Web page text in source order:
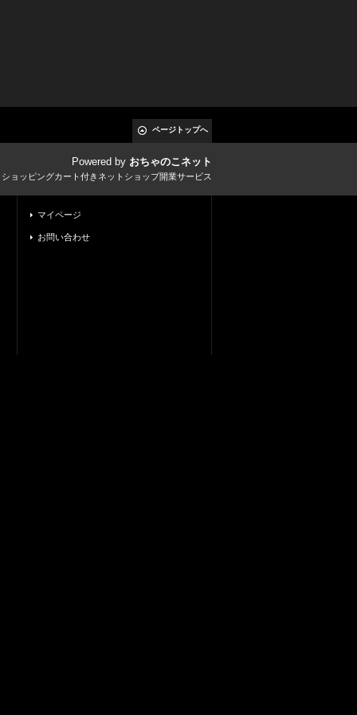
ページトップへ
Powered by おちゃのこネット
ョッピングカート付きネットショップ開業サービス
マイページ
お問い合わせ